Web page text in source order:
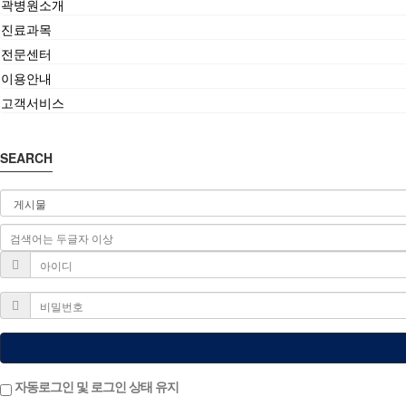
곽병원소개
진료과목
전문센터
이용안내
고객서비스
SEARCH
자동로그인 및 로그인 상태 유지